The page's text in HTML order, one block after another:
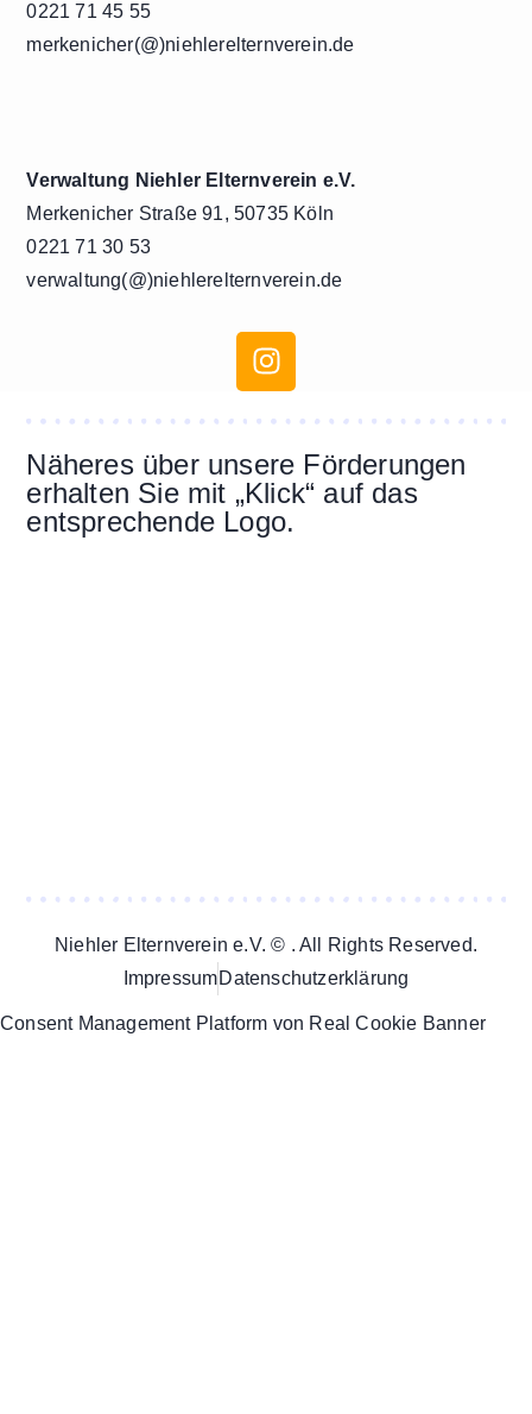
0221 71 45 55
merkenicher(@)niehlerelternverein.de
Verwaltung Niehler Elternverein e.V.
Merkenicher Straße 91, 50735 Köln
0221 71 30 53
verwaltung(@)niehlerelternverein.de
Näheres über unsere Förderungen
erhalten Sie mit „Klick“ auf das
entsprechende Logo.
Niehler Elternverein e.V. © . All Rights Reserved.
ImpressumDatenschutzerklärung
Consent Management Platform von Real Cookie Banner